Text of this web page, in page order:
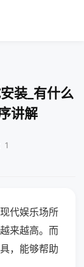
装_有什么
讲解
1
代娱乐场所
来越高。而
，能够帮助